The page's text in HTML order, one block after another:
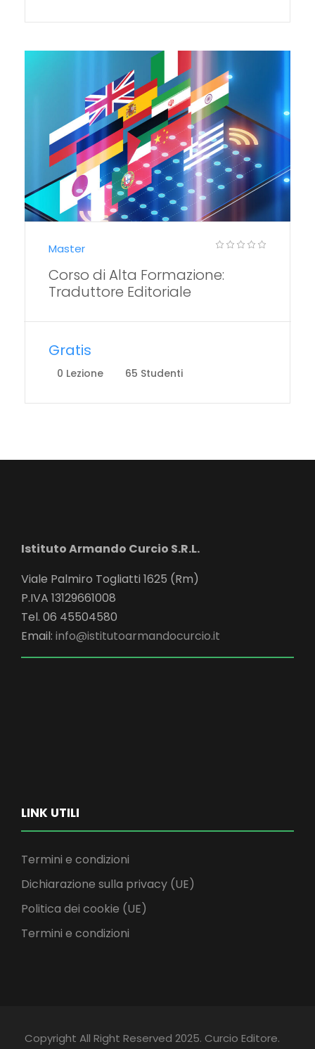
Master
Corso di Alta Formazione:
Traduttore Editoriale
Gratis
0 Lezione 65 Studenti
Istituto Armando Curcio S.R.L.
Viale Palmiro Togliatti 1625 (Rm)
P.IVA 13129661008
Tel. 06 45504580
Email: info@istitutoarmandocurcio.it
LINK UTILI
Termini e condizioni
Dichiarazione sulla privacy (UE)
Politica dei cookie (UE)
Termini e condizioni
Copyright All Right Reserved 2025. Curcio Editore.